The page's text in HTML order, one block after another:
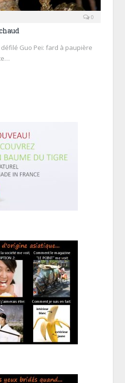
0
Guo Pei: fard à paupière